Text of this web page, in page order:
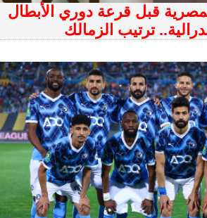
قبل قرعة دوري الأبطال
ترتيب الزمالك